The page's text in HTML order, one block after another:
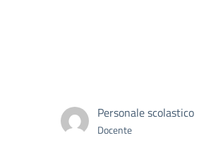
Personale scolastico
Docente